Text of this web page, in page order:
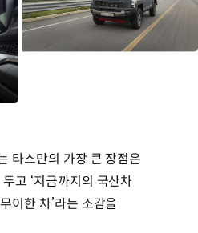
타스만의 가장 큰 장점은
고 ‘지금까지의 국산차
이한 차’라는 소감을